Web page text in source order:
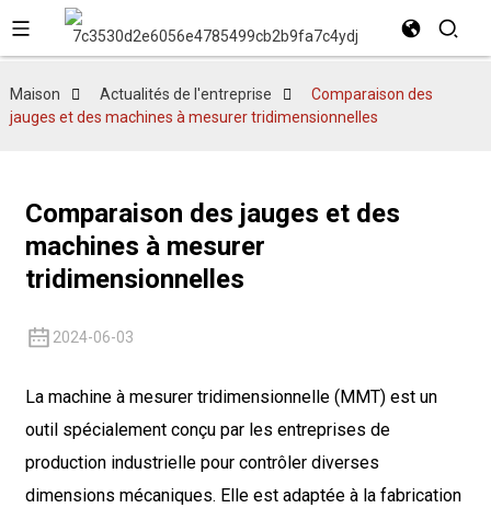
Maison Actualités de l'entreprise
Comparaison des
jauges et des machines à mesurer tridimensionnelles
Comparaison des jauges et des
machines à mesurer
tridimensionnelles
2024-06-03
La machine à mesurer tridimensionnelle (MMT) est un
outil spécialement conçu par les entreprises de
production industrielle pour contrôler diverses
dimensions mécaniques. Elle est adaptée à la fabrication